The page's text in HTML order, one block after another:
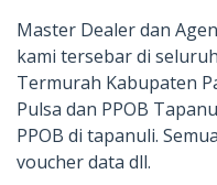
Master Dealer dan
kami tersebar di
Termurah Kabupaten
Pulsa dan PPOB
PPOB di tapanuli.
voucher data dll.